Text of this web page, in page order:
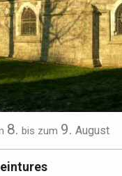
8. bis zum 9. August